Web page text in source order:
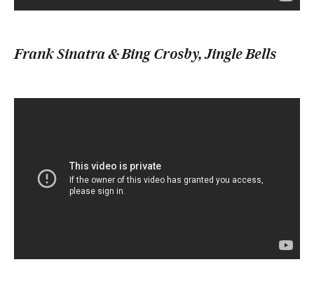
Frank Sinatra & Bing Crosby, Jingle Bells